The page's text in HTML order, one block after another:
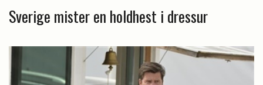
Sverige mister en holdhest i dressur